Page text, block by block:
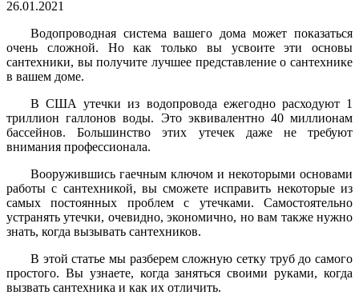
26.01.2021
Водопроводная система вашего дома может показаться
очень сложной. Но как только вы усвоите эти основы
сантехники, вы получите лучшее представление о сантехнике
в вашем доме.
В США утечки из водопровода ежегодно расходуют 1
триллион галлонов воды. Это эквивалентно 40 миллионам
бассейнов. Большинство этих утечек даже не требуют
внимания профессионала.
Вооружившись гаечным ключом и некоторыми основами
работы с сантехникой, вы сможете исправить некоторые из
самых постоянных проблем с утечками. Самостоятельно
устранять утечки, очевидно, экономично, но вам также нужно
знать, когда вызывать сантехников.
В этой статье мы разберем сложную сетку труб до самого
простого. Вы узнаете, когда заняться своими руками, когда
вызвать сантехника и как их отличить.